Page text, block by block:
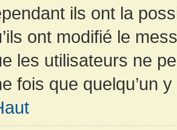
ils ont la
ont modifié le
les utilisateurs ne
fois que quelqu’un